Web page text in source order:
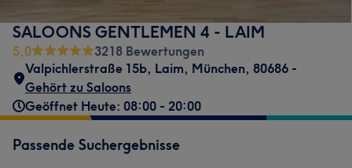
SALOONS GENTLEMEN 4 - LAIM
5,0
3218 Bewertungen
Valpichlerstraße 15b, Laim, München, 80686 -
Gehört zu Saloons
Geöffnet Heute: 08:00 - 20:00
Passende Suchergebnisse